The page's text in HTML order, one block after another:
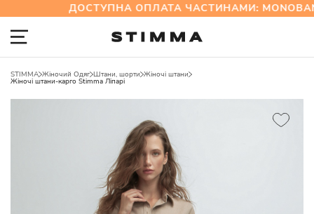
ДОСТУПНА ОПЛАТА ЧАСТИНАМИ:
STIMMA Жіночий Одяг Штани, шорти Жіночі штани
Жіночі штани-карго Stimma Ліпарі